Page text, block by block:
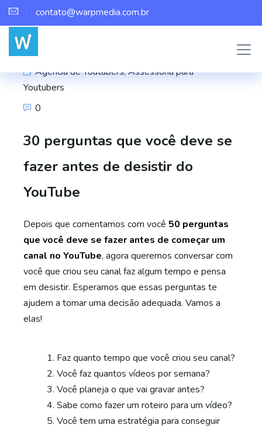
contato@warpmedia.com.br
Agência de Youtubers,Assessoria para
Youtubers
0
30 perguntas que você deve se
fazer antes de desistir do
YouTube
Depois que comentamos com você 50 perguntas
que você deve se fazer antes de começar um
canal no YouTube, agora queremos conversar com
você que criou seu canal faz algum tempo e pensa
em desistir. Esperamos que essas perguntas te
ajudem a tomar uma decisão adequada. Vamos a
elas!
Faz quanto tempo que você criou seu canal?
Você faz quantos vídeos por semana?
Você planeja o que vai gravar antes?
Sabe como fazer um roteiro para um vídeo?
Você tem uma estratégia para conseguir